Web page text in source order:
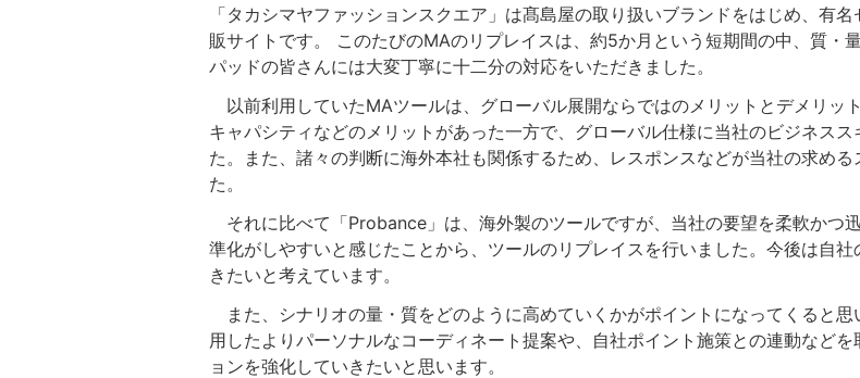
「タカシマヤファッションスクエア」は髙島屋の取り扱いブランドをはじめ、有
販サイトです。 このたびのMAのリプレイスは、約5か月という短期間の中、質・
パッドの皆さんには大変丁寧に十二分の対応をいただきました。
以前利用していたMAツールは、グローバル展開ならではのメリットとデメリッ
キャパシティなどのメリットがあった一方で、グローバル仕様に当社のビジネス
た。また、諸々の判断に海外本社も関係するため、レスポンスなどが当社の求め
た。
それに比べて「Probance」は、海外製のツールですが、当社の要望を柔軟かつ
準化がしやすいと感じたことから、ツールのリプレイスを行いました。今後は自
きたいと考えています。
また、シナリオの量・質をどのように高めていくかがポイントになってくると
用したよりパーソナルなコーディネート提案や、自社ポイント施策との連動など
ョンを強化していきたいと思います。